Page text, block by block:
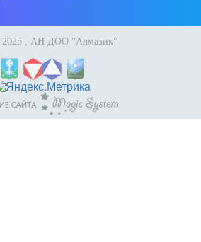
2025 , АН ДОО "Алмазик"